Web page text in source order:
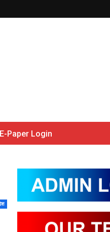
E-Paper Login